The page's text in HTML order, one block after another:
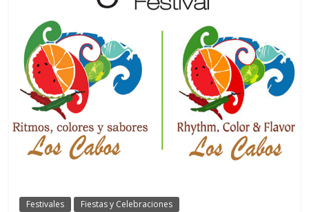
Festivales Fiestas y Celebraciones